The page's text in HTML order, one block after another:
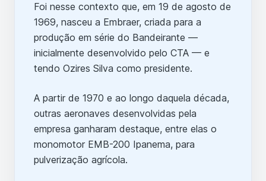
Foi nesse contexto que, em 19 de agosto de
1969, nasceu a Embraer, criada para a
produção em série do Bandeirante —
inicialmente desenvolvido pelo CTA — e
tendo Ozires Silva como presidente.
A partir de 1970 e ao longo daquela década,
outras aeronaves desenvolvidas pela
empresa ganharam destaque, entre elas o
monomotor EMB-200 Ipanema, para
pulverização agrícola.